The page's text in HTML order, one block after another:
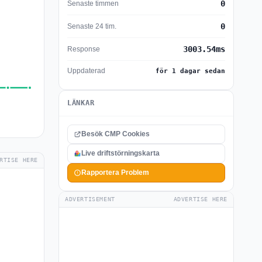
HERE
Senaste timmen 0
Senaste 24 tim. 0
Response 3003.54ms
Uppdaterad för 1 dagar sedan
LÄNKAR
Besök CMP Cookies
Live driftstörningskarta
Rapportera Problem
ADVERTISEMENT ADVERTISE HERE